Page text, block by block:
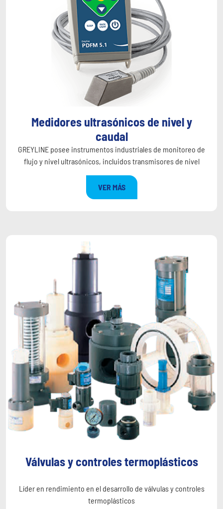
Medidores ultrasónicos de nivel y
caudal
GREYLINE posee instrumentos industriales de monitoreo de
flujo y nivel ultrasónicos, incluidos transmisores de nivel
VER MÁS
Válvulas y controles termoplásticos
Líder en rendimiento en el desarrollo de válvulas y controles
termoplásticos